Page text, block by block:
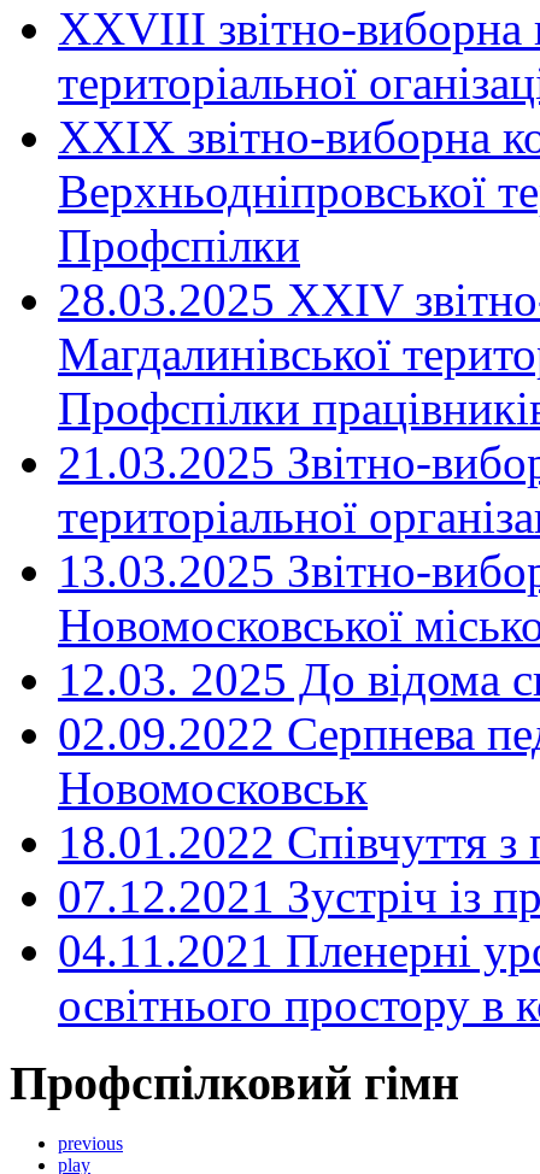
ХХVIII звітно-виборна
територіальної
XXIX звітно-виборна
Верхньодніпровської
Профспілки
28.03.2025 ХХІV
Магдалинівської
Профспілки
21.03.2025 Звітно-
територіальної
13.03.2025 Звітно-
Новомосковської
12.03. 2025 До відома
02.09.2022 Серпнева
Новомосковськ
18.01.2022 Співчуття з
07.12.2021 Зустріч із
04.11.2021 Пленерні
освітнього простору
Профспілковий гімн
previous
play